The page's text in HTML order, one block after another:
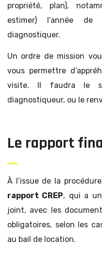
propriété, plan),
estimer) l’année
diagnostiquer.
Un ordre de mission
vous permettre
visite. Il faudra le
diagnostiqueur, ou le
Le rapport
À l’issue de la
rapport CREP, qui a
joint, avec les
obligatoires, selon les
au bail de location.